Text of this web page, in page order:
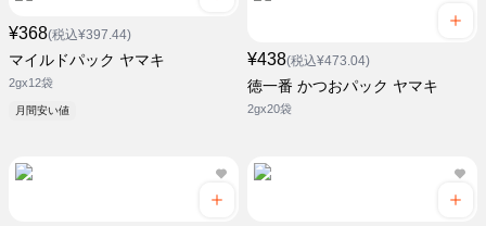
¥368(税込¥397.44)
マイルドパック ヤマキ
2gx12袋
月間安い値
¥438(税込¥473.04)
徳一番 かつおパック ヤマキ
2gx20袋